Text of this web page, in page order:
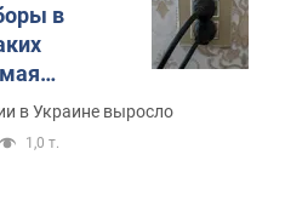
в
в Украине выросло
1,0 т.